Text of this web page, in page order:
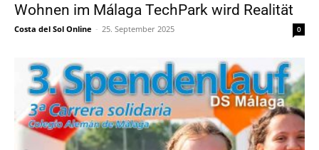
Wohnen im Málaga TechPark wird Realität
Costa del Sol Online - 25. September 2025 0